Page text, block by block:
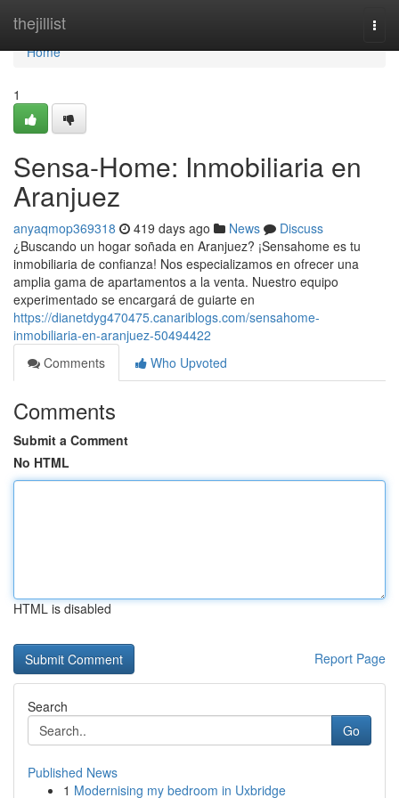
thejillist
Home
Home
1
Sensa-Home: Inmobiliaria en
Aranjuez
anyaqmop369318 419 days ago News
Discuss
¿Buscando un hogar soñada en Aranjuez? ¡Sensahome es tu
inmobiliaria de confianza! Nos especializamos en ofrecer una
amplia gama de apartamentos a la venta. Nuestro equipo
experimentado se encargará de guiarte en
https://dianetdyg470475.canariblogs.com/sensahome-
inmobiliaria-en-aranjuez-50494422
Comments
Who Upvoted
Comments
Submit a Comment
No HTML
HTML is disabled
Report Page
Search
Go
Published News
1 Modernising my bedroom in Uxbridge